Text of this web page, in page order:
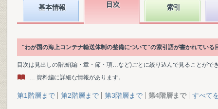
基本情報 目次 索引
"わが国の海上コンテナ輸送体制の整備について"の索引語が書かれている
目次は見出しの階層(編・章・節・項…など)ごとに絞り込んで見ることがで
… 資料編に詳細な情報があります。
第1階層まで 第2階層まで 第3階層まで 第4階層まで すべて